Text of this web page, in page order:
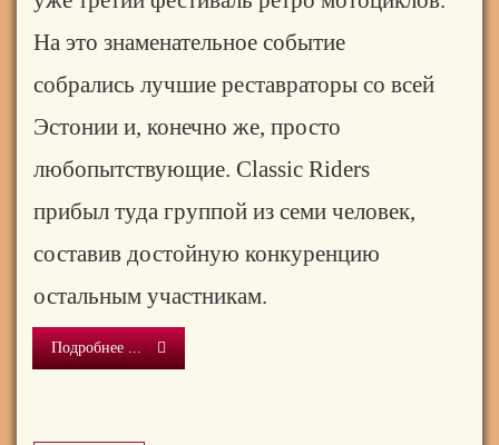
На это знаменательное событие
собрались лучшие реставраторы со всей
Эстонии и, конечно же, просто
любопытствующие. Classic Riders
прибыл туда группой из семи человек,
составив достойную конкуренцию
остальным участникам.
Подробнее ...